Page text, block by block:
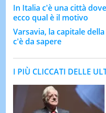
In Italia c'è una città
ecco qual è il motivo
Varsavia, la capitale
c'è da sapere
I PIÙ CLICCATI DELLE